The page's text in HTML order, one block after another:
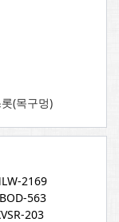
(목구멍)
2169
563
203